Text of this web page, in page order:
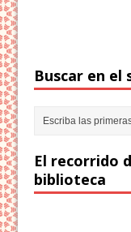
Buscar en
El recorrido
biblioteca